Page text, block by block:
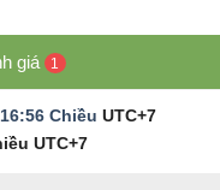
giá 1
Chiều UTC+7
UTC+7